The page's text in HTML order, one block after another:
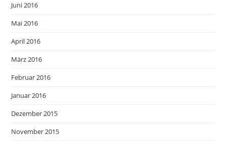
Juni 2016
Mai 2016
April 2016
März 2016
Februar 2016
Januar 2016
Dezember 2015
November 2015